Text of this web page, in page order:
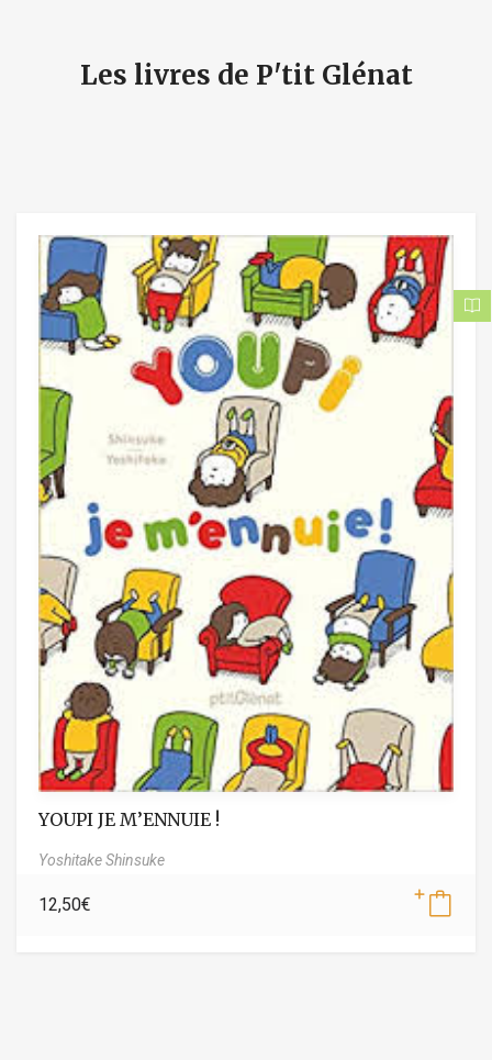
Les livres de P'tit Glénat
YOUPI JE M’ENNUIE !
Yoshitake Shinsuke
12,50€